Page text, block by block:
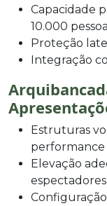
Capacidade
10.000
Proteção
Integração
Estruturas
performance
Elevação
espectadores